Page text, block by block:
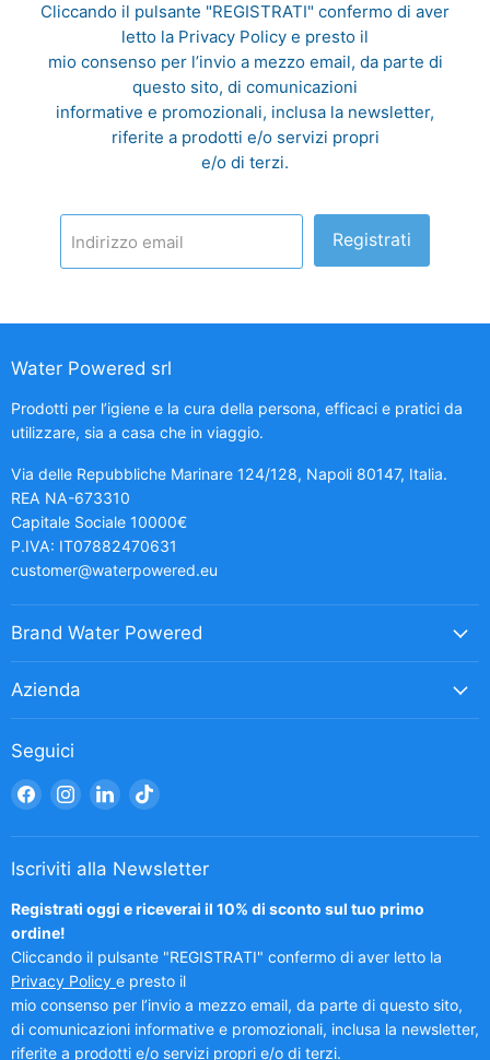
Cliccando il pulsante "REGISTRATI" confermo di aver
letto la Privacy Policy e presto il
mio consenso per l’invio a mezzo email, da parte di
questo sito, di comunicazioni
informative e promozionali, inclusa la newsletter,
riferite a prodotti e/o servizi propri
e/o di terzi.
Indirizzo email Registrati
Water Powered srl
Prodotti per l’igiene e la cura della persona, efficaci e pratici da
utilizzare, sia a casa che in viaggio.
Via delle Repubbliche Marinare 124/128, Napoli 80147, Italia.
REA NA-673310
Capitale Sociale 10000€
P.IVA: IT07882470631
customer@waterpowered.eu
Brand Water Powered
Azienda
Seguici
Trovaci
Facebook
Trovaci
Instagram
Trovaci
LinkedIn
Trovaci
TikTok
Iscriviti alla Newsletter
Registrati oggi e riceverai il 10% di sconto sul tuo primo
ordine!
Cliccando il pulsante "REGISTRATI" confermo di aver letto la
Privacy Policy e presto il
mio consenso per l’invio a mezzo email, da parte di questo sito,
di comunicazioni informative e promozionali, inclusa la newsletter,
riferite a prodotti e/o servizi propri e/o di terzi.